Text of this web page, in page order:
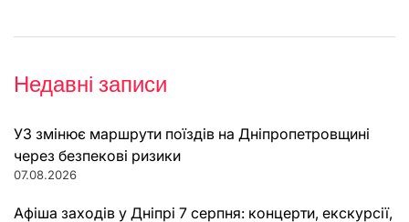
Недавні записи
УЗ змінює маршрути поїздів на Дніпропетровщині
через безпекові ризики
07.08.2026
Афіша заходів у Дніпрі 7 серпня: концерти, екскурсії,